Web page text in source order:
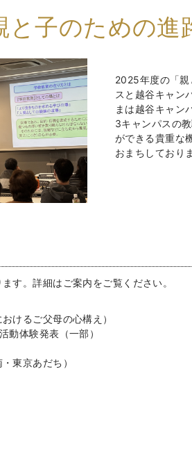
と子のための進
2025年度の「親
スと越谷キャン
まは越谷キャン
3キャンパスの
ができる貴重な
おまちしており
す。詳細はご案内をご覧ください。
けるご父母の心構え）
動体験発表（一部）
東京あだち）